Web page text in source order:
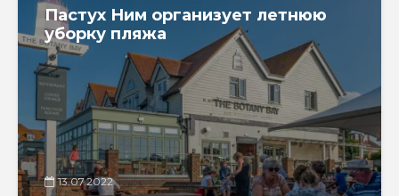
Пастух Ним организует летнюю
уборку пляжа
13.07.2022